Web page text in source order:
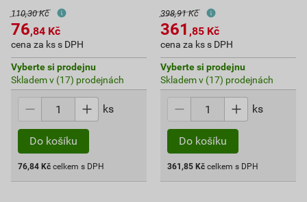
110,30 Kč
76,84 Kč
cena za ks s DPH
Vyberte si prodejnu
Skladem v (17) prodejnách
ks
Do košíku
76,84 Kč celkem s DPH
398,91 Kč
361 ,85 Kč
cena za ks s DPH
Vyberte si prodejnu
Skladem v (17) prodejnách
ks
Do košíku
361,85 Kč celkem s DPH